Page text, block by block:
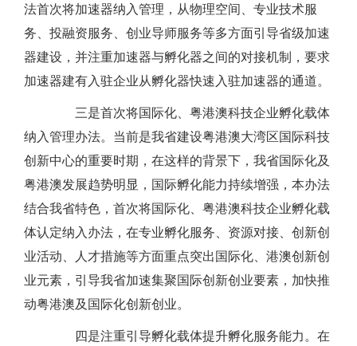
法首次将加速器纳入管理，从物理空间、专业技术服
务、投融资服务、创业导师服务等多方面引导省级加速
器建设，并注重加速器与孵化器之间的对接机制，要求
加速器建有入驻企业从孵化器快速入驻加速器的通道。
三是首次将国际化、粤港澳科技企业孵化载体
纳入管理办法。当前是我省建设粤港澳大湾区国际科技
创新中心的重要时期，在这样的背景下，我省国际化及
粤港澳发展趋势明显，国际孵化能力持续增强，本办法
结合我省特色，首次将国际化、粤港澳科技企业孵化载
体认定纳入办法，在专业孵化服务、资源对接、创新创
业活动、人才措施等方面重点突出国际化、港澳创新创
业元素，引导我省加速集聚国际创新创业要素，加快推
动粤港澳及国际化创新创业。
四是注重引导孵化载体提升孵化服务能力。在